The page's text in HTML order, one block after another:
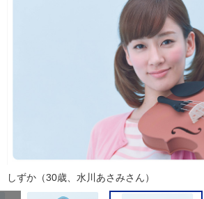
しずか（30歳、水川あさみさん）